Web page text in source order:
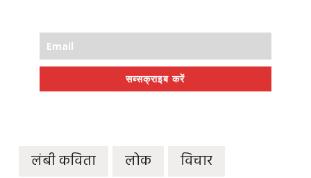
सब्सक्राइब करें
लंबी कविता लोक
विचार